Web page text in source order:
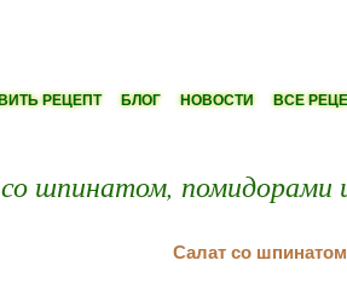
РЕЦЕПТ БЛОГ НОВОСТИ ВСЕ
шпинатом, помидорами